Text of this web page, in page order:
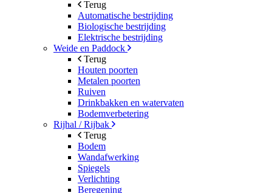
Terug
Automatische bestrijding
Biologische bestrijding
Elektrische bestrijding
Weide en Paddock
Terug
Houten poorten
Metalen poorten
Ruiven
Drinkbakken en watervaten
Bodemverbetering
Rijhal / Rijbak
Terug
Bodem
Wandafwerking
Spiegels
Verlichting
Beregening